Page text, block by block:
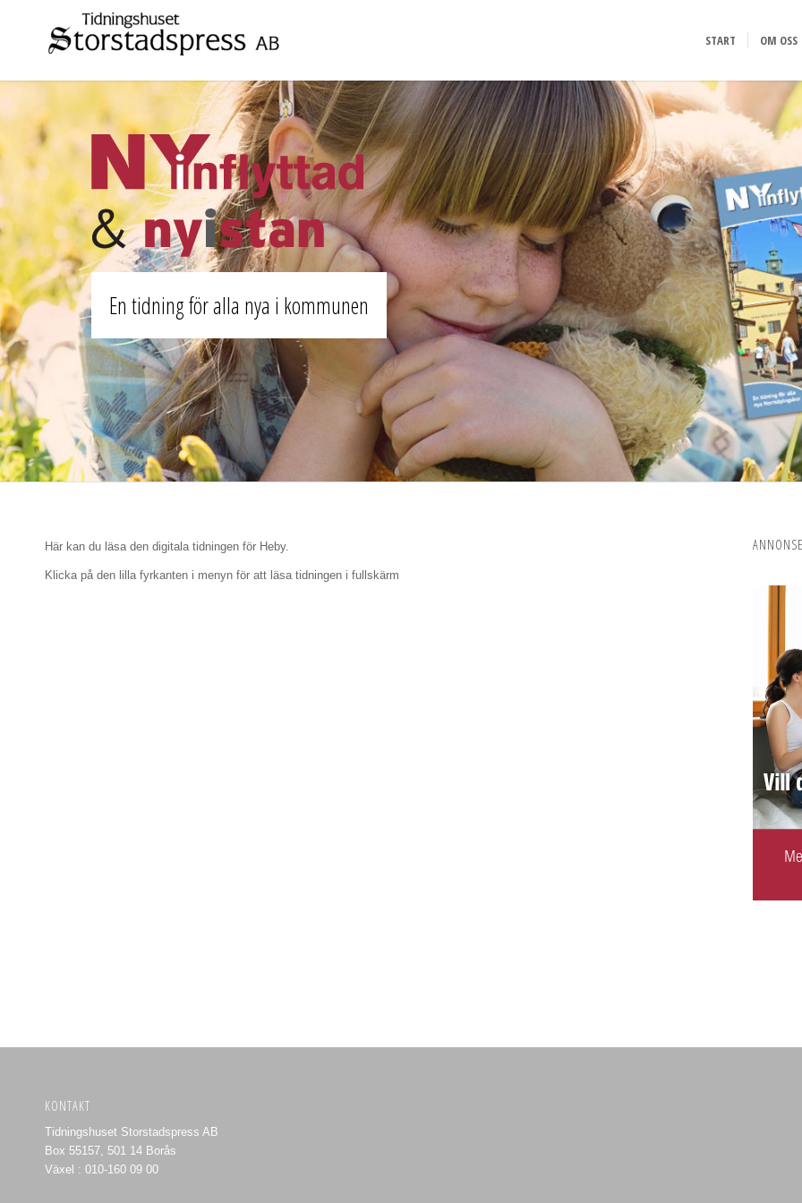
START OM OSS
En tidning för alla nya i kommunen
Här kan du läsa den digitala tidningen för Heby.
Klicka på den lilla fyrkanten i menyn för att läsa tidningen i fullskärm
KONTAKT
Tidningshuset Storstadspress AB
Box 55157, 501 14 Borås
Växel : 010-160 09 00